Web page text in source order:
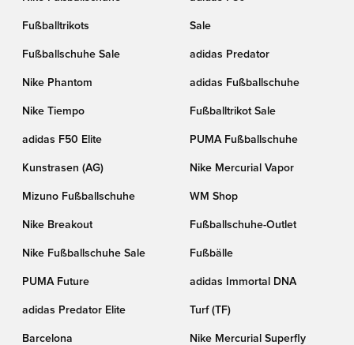
Fußballtrikots Sale
Fußballschuhe Sale adidas Predator
Nike Phantom adidas Fußballschuhe
Nike Tiempo Fußballtrikot Sale
adidas F50 Elite PUMA Fußballschuhe
Kunstrasen (AG) Nike Mercurial Vapor
Mizuno Fußballschuhe WM Shop
Nike Breakout Fußballschuhe-Outlet
Nike Fußballschuhe Sale Fußbälle
PUMA Future adidas Immortal DNA
adidas Predator Elite Turf (TF)
Barcelona Nike Mercurial Superfly